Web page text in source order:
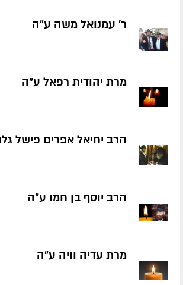
ר' עמנואל משה ע״ה
מרת יהודית רפאל ע״ה
הרב יחיאל אפרים פישל
הרב יוסף בן חמו ע״ה
מרת עדיה וויה ע״ה